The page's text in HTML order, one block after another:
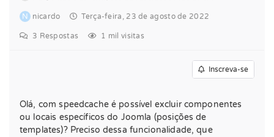
N nicardo Terça-feira, 23 de agosto de 2022
3 Respostas 1 mil visitas
Inscreva-se
Olá, com speedcache é possível excluir componentes
ou locais específicos do Joomla (posições de
templates)? Preciso dessa funcionalidade, que